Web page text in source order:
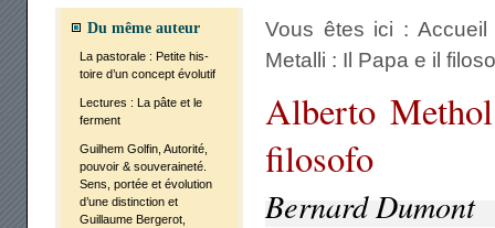
Du même auteur
La pas­to­rale : Petite his­
toire d’un concept évo­lu­tif
Lec­tures : La pâte et le
ferment
Guil­hem Gol­fin, Auto­ri­té,
pou­voir & sou­ve­rai­ne­té.
Sens, por­tée et évo­lu­tion
d’une dis­tinc­tion et
Guillaume Ber­ge­rot,
Vous êtes ici : Accueil
Metal­li : Il Papa e il
Alber­to
filo­so­fo
Bernard Dumont